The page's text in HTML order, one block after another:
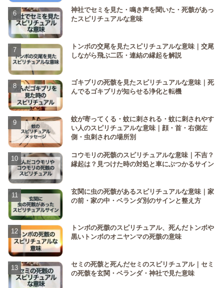
神社でセミを見た・鳴き声を聞いた・死骸があっ
たスピリチュアルな意味
トンボの交尾を見たスピリチュアルな意味｜交尾
しながら飛ぶ二匹・連結の縁起を解説
ゴキブリの死骸を見たスピリチュアルな意味｜死
んでるゴキブリが知らせる浄化と転機
蚊が寄ってくる・蚊に刺される・蚊に刺されやす
い人のスピリチュアルな意味｜顔・首・右側左
側・虫刺されの場所別
コウモリの死骸のスピリチュアルな意味｜不吉？
縁起は？見つけた時の対処と車にぶつかるサイン
玄関に虫の死骸があるスピリチュアルな意味｜家
の前・家の中・ベランダ別のサインと整え方
トンボの死骸のスピリチュアル、死んだトンボや
黒いトンボのオニヤンマの死骸の意味
セミの死骸と死んだセミのスピリチュアル｜セミ
の死骸を玄関・ベランダ・神社で見た意味